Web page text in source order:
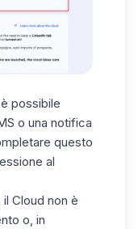
possibile
o una notifica
questo
al
Cloud non è
o, in